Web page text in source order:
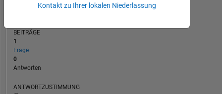
REPUTATION
BEITRÄGE
1
Frage
0
Antworten
ANTWORTZUSTIMMUNG
Kontakt zu Ihrer lokalen Niederlassung